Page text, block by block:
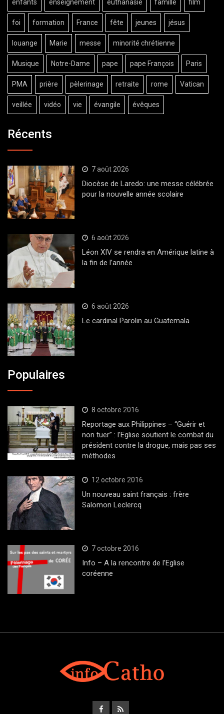
enfants enseignement euthanasie famille film
foi formation France fête jeunes jésus
louange Marie messe minorité chrétienne
Musique Notre-Dame pape pape François Paris
PMA prière pèlerinage retraite rome Vatican
veillée vidéo vie évangile évêques
Récents
7 août 2026
Diocèse de Laredo: une messe célébrée
pour la nouvelle année scolaire
6 août 2026
Léon XIV se rendra en Amérique latine à
la fin de l’année
6 août 2026
Le cardinal Parolin au Guatemala
Populaires
8 octobre 2016
Reportage aux Philippines – “Guérir et
non tuer” : l’Eglise soutient le combat du
président contre la drogue, mais pas ses
méthodes
12 octobre 2016
Un nouveau saint français : frère
Salomon Leclercq
7 octobre 2016
Info – A la rencontre de l’Eglise
coréenne